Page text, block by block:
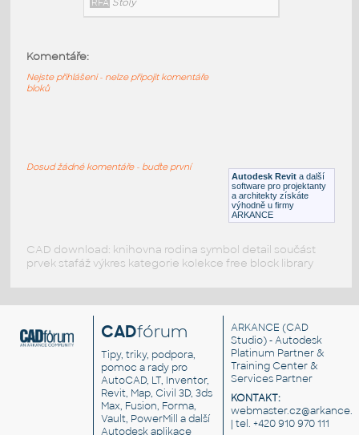
Stoly
Autodesk Revit a další
software pro projektanty
a architekty získáte
výhodně u firmy
ARKANCE
Komentáře:
Nejste přihlášeni - nelze připojit komentáře
bloků
Dosud žádné komentáře - buďte první
CAD download: knihovna rodina symbol detail součást
prvek stafáž výkres kategorie kolekce free block library
CADfórum
Tipy, triky, podpora,
pomoc a rady pro
AutoCAD, LT, Inventor,
Revit, Map, Civil 3D, 3ds
Max, Fusion, Forma,
Vault, PowerMill a další
Autodesk aplikace
ARKANCE (CAD
Studio) - Autodesk
Platinum Partner &
Training Center &
Services Partner
KONTAKT:
| tel. +420 910 970 111